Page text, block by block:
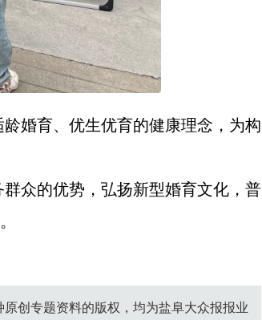
婚育、优生优育的健康理念，为构
众的优势，弘扬新型婚育文化，普
原创专题资料的版权，均为盐阜大众报报业